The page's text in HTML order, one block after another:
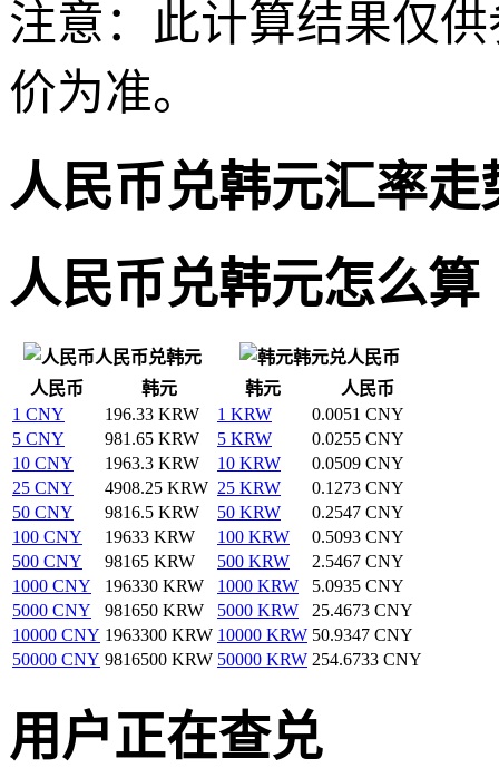
注意：此计算结果仅
价为准。
人民币兑韩元汇率走
人民币兑韩元怎么算
人民币兑韩元
韩元兑人民币
人民币
韩元 韩元
人民币
1 CNY
196.33 KRW 1 KRW
0.0051 CNY
5 CNY
981.65 KRW 5 KRW
0.0255 CNY
10 CNY
1963.3 KRW 10 KRW
0.0509 CNY
25 CNY
4908.25 KRW 25 KRW
0.1273 CNY
50 CNY
9816.5 KRW 50 KRW
0.2547 CNY
100 CNY
19633 KRW 100 KRW
0.5093 CNY
500 CNY
98165 KRW 500 KRW
2.5467 CNY
1000 CNY
196330 KRW 1000 KRW
5.0935 CNY
5000 CNY
981650 KRW 5000 KRW
25.4673 CNY
10000 CNY 1963300 KRW 10000 KRW 50.9347 CNY
50000 CNY 9816500 KRW 50000 KRW 254.6733 CNY
用户正在查兑